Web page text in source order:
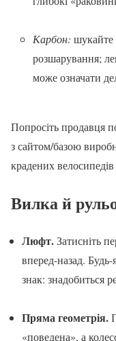
Карбон: шукайте
розшарування;
може означати
Попросіть продавця
з сайтом/базою
крадених
Вилка й
Люфт.Затисніть
вперед-назад.
знак: знадобиться
Пряма геометрія.
«поведена», а